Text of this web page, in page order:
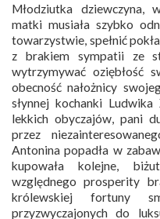
Młodziutka
matki musiała szybko
towarzystwie, spełnić
z brakiem sympatii ze
wytrzymywać oziębłość
obecność nałożnicy
słynnej kochanki
lekkich obyczajów, pani
przez
Antonina popadła w
kupowała kolejne,
względnego prosperity
królewskiej fortuny
przyzwyczajonych do